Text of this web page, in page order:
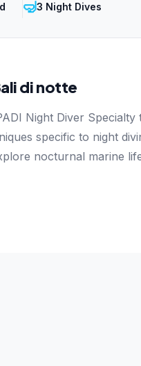
🤿3 Night Dives
di notte
Night Diver Specialty
specific to night
nocturnal marine